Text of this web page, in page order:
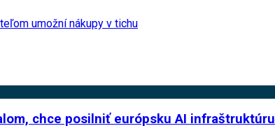
umožní nákupy v tichu
chce posilniť európsku AI infraštruktúru